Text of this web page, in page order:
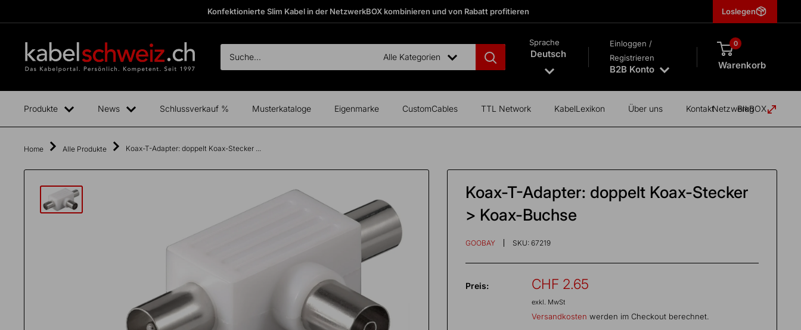
zum
Fertige
Boxen
anzeigen
Konfektionierte Slim Kabel in der NetzwerkBOX kombinieren und von Rabatt profitieren Loslegen
kabelschweiz
Alle Kategorien
Sprache
Deutsch
Einloggen /
Registrieren
B2B Konto
0
Warenkorb
Produkte News Schlussverkauf % Musterkataloge Eigenmarke CustomCables TTL Network KabelLexikon Über uns Kontakt Blog
NetzwerkBOX
Home Alle Produkte Koax-T-Adapter: doppelt Koax-Stecker ...
Koax-T-Adapter: doppelt Koax-Stecker
> Koax-Buchse
GOOBAY SKU:67219
Preis: Sonderpreis
CHF 2.65
exkl. MwSt
Versandkosten werden im Checkout berechnet.